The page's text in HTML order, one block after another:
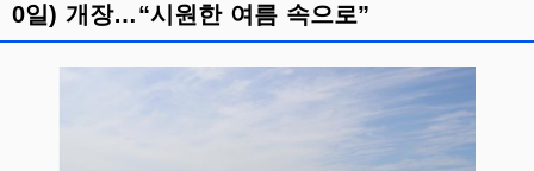
0일) 개장…“시원한 여름 속으로”